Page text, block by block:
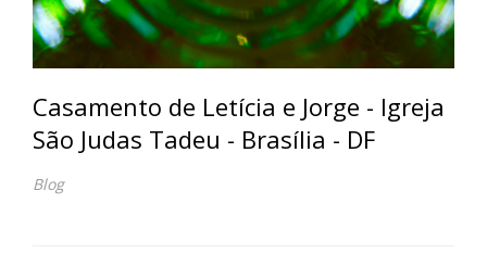
Casamento de Letícia e Jorge - Igreja
São Judas Tadeu - Brasília - DF
Blog